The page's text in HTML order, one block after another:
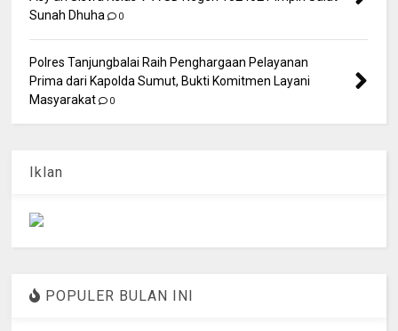
Sunah Dhuha
0
Polres Tanjungbalai Raih Penghargaan Pelayanan
Prima dari Kapolda Sumut, Bukti Komitmen Layani
Masyarakat
0
Iklan
POPULER BULAN INI